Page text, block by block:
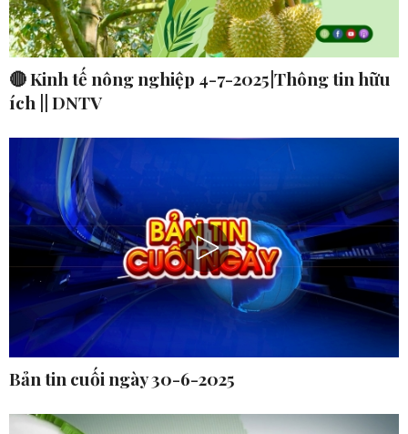
🔴 Kinh tế nông nghiệp 4-7-2025|Thông tin hữu
ích || DNTV
Bản tin cuối ngày 30-6-2025